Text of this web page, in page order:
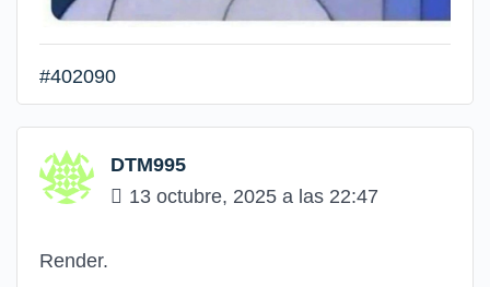
#402090
DTM995
13 octubre, 2025 a las 22:47
Render.